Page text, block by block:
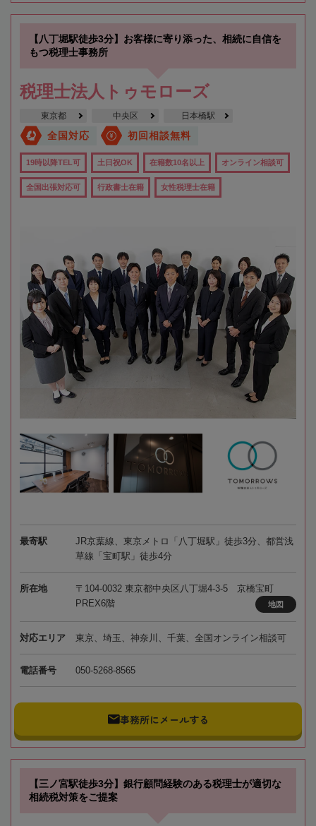
【八丁堀駅徒歩3分】お客様に寄り添った、相続に自信を
もつ税理士事務所
税理士法人トゥモローズ
東京都 中央区 日本橋駅
全国対応 初回相談無料
19時以降TEL可 土日祝OK 在籍数10名以上 オンライン相談可
全国出張対応可 行政書士在籍 女性税理士在籍
最寄駅
JR京葉線、東京メトロ「八丁堀駅」徒歩3分、都営浅
草線「宝町駅」徒歩4分
所在地
〒104-0032 東京都中央区八丁堀4-3-5 京橋宝町
PREX6階
地図
対応エリア 東京、埼玉、神奈川、千葉、全国オンライン相談可
電話番号 050-5268-8565
事務所にメールする
【三ノ宮駅徒歩3分】銀行顧問経験のある税理士が適切な
相続税対策をご提案